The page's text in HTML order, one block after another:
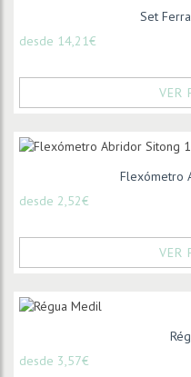
Set
desde 14,21€
VER
Flexómetro
desde 2,52€
VER
desde 3,57€